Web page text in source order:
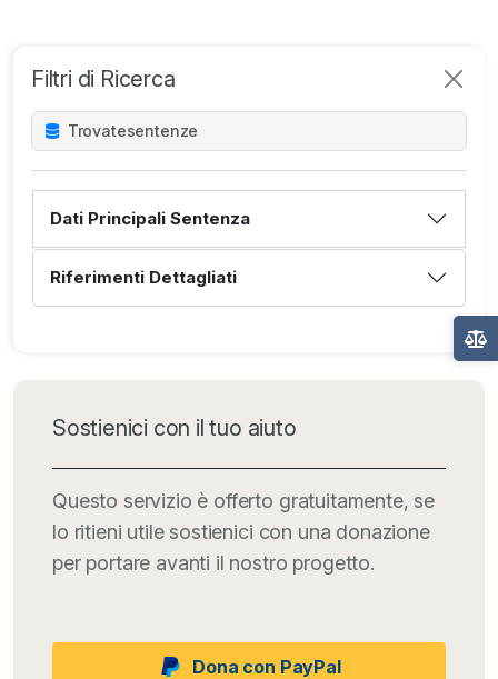
Filtri di Ricerca
Trovatesentenze
Dati Principali Sentenza
Riferimenti Dettagliati
Sostienici con il tuo aiuto
Questo servizio è offerto gratuitamente, se
lo ritieni utile sostienici con una donazione
per portare avanti il nostro progetto.
Dona con PayPal